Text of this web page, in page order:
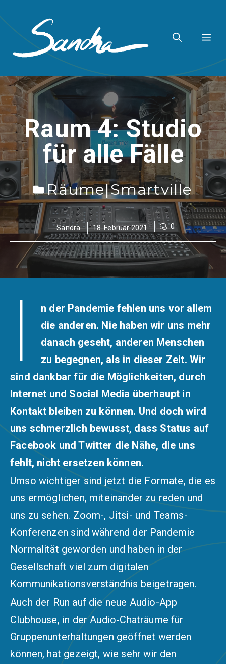
Inhalt
springen
Raum 4: Studio
für alle Fälle
Räume|Smartville
Sandra 18. Februar 2021 0
I
n der Pandemie fehlen uns vor allem
die anderen. Nie haben wir uns mehr
danach geseht, anderen Menschen
zu begegnen, als in dieser Zeit. Wir
sind dankbar für die Möglichkeiten, durch
Internet und Social Media überhaupt in
Kontakt bleiben zu können. Und doch wird
uns schmerzlich bewusst, dass Status auf
Facebook und Twitter die Nähe, die uns
fehlt, nicht ersetzen können.
Umso wichtiger sind jetzt die Formate, die es
uns ermöglichen, miteinander zu reden und
uns zu sehen. Zoom-, Jitsi- und Teams-
Konferenzen sind während der Pandemie
Normalität geworden und haben in der
Gesellschaft viel zum digitalen
Kommunikationsverständnis beigetragen.
Auch der Run auf die neue Audio-App
Clubhouse, in der Audio-Chaträume für
Gruppenunterhaltungen geöffnet werden
können, hat gezeigt, wie sehr wir den